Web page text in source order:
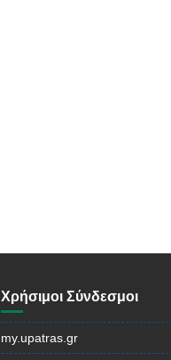
Χρήσιμοι Σύνδεσμοι
my.upatras.gr